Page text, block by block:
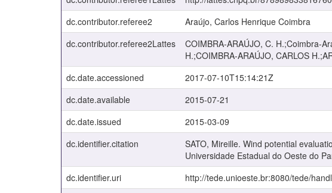
dc.contributor.referee2
Araújo, Carlos Henrique Coimbra
dc.contributor.referee2Lattes
COIMBRA-ARAÚJO, C. H.;Coimbra-
H.;COIMBRA-ARAÚJO, CARLOS
dc.date.accessioned 2017-07-10T15:14:21Z
dc.date.available
2015-07-21
dc.date.issued
2015-03-09
dc.identifier.citation
SATO, Mireille. Wind potential
Universidade Estadual do Oeste do
dc.identifier.uri http://tede.unioeste.br:8080/tede/